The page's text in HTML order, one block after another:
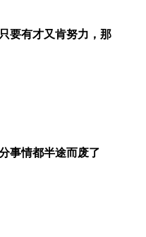
要有才又肯努力，那
事情都半途而废了